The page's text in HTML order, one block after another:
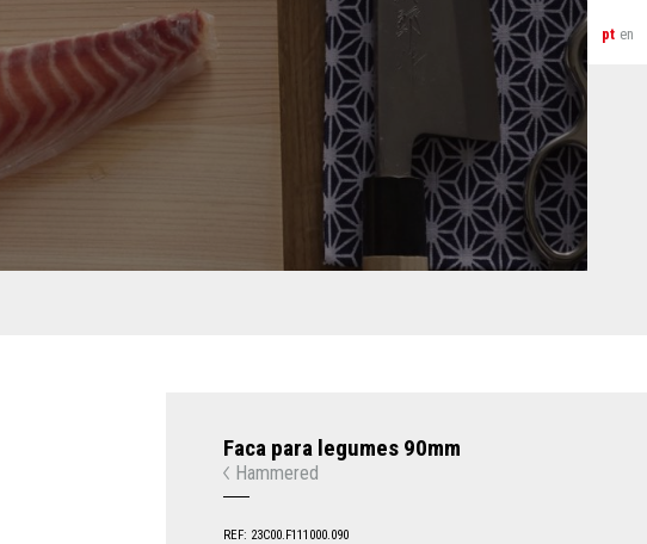
pt en
Faca para legumes 90mm
Hammered
REF: 23C00.F111000.090